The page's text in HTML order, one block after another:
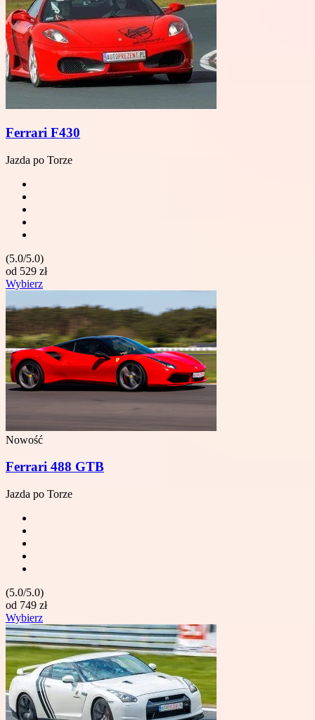
Ferrari F430
Jazda po Torze
(5.0/5.0)
od 529 zł
Wybierz
Nowość
Ferrari 488 GTB
Jazda po Torze
(5.0/5.0)
od 749 zł
Wybierz